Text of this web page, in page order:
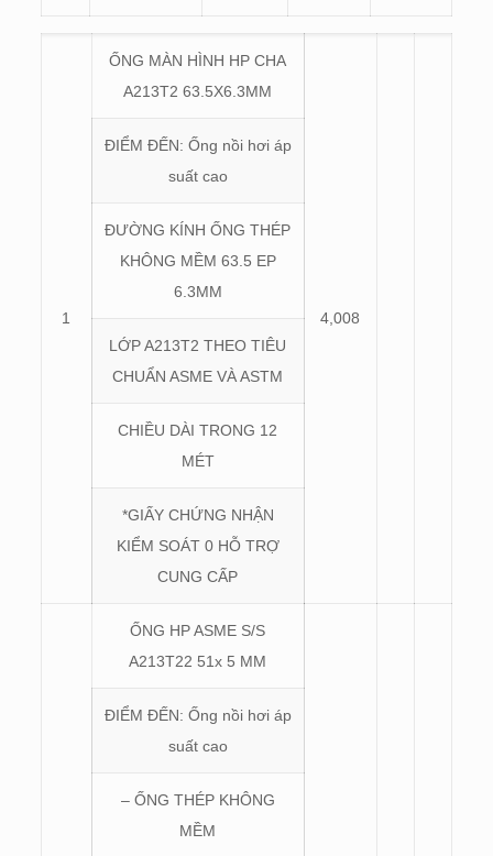
1
ỐNG MÀN HÌNH HP CHA
A213T2 63.5X6.3MM
4,008
ĐIỂM ĐẾN: Ống nồi hơi áp
suất cao
ĐƯỜNG KÍNH ỐNG THÉP
KHÔNG MỀM 63.5 EP
6.3MM
LỚP A213T2 THEO TIÊU
CHUẨN ASME VÀ ASTM
CHIỀU DÀI TRONG 12
MÉT
*GIẤY CHỨNG NHẬN
KIỂM SOÁT 0 HỖ TRỢ
CUNG CẤP
ỐNG HP ASME S/S
A213T22 51x 5 MM
ĐIỂM ĐẾN: Ống nồi hơi áp
suất cao
– ỐNG THÉP KHÔNG
MỀM